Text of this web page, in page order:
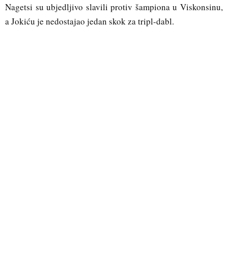
Nagetsi su ubjedljivo slavili protiv šampiona u Viskonsinu,
a Jokiću je nedostajao jedan skok za tripl-dabl.